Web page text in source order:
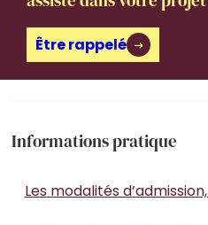
Être rappelé
Informations pratique
Les modalités d’admission,